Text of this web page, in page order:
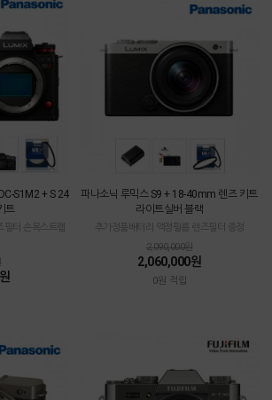
S1M2 + S 24
트
필터 손목스트랩
파나소닉 루믹스 S9 + 18-40mm 렌즈 키트
라이트실버 블랙
추가정품배터리 액정필름 렌즈필터 증정
2,090,000원
2,060,000원
0원 적립